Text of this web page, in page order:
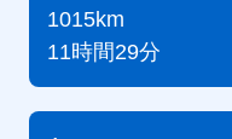
1015km
11時間29分